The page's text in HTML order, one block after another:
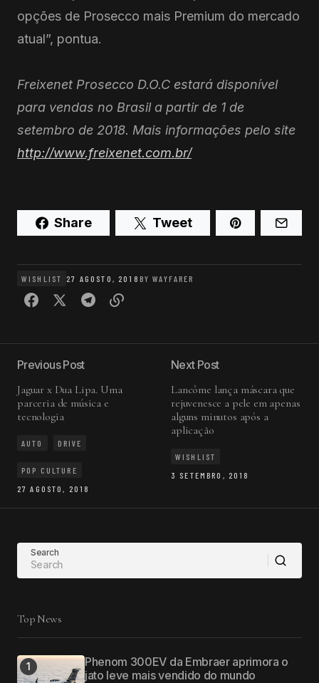
opções de Prosecco mais Premium do mercado
atual”, pontua.
Freixenet Prosecco D.O.C estará disponível
para vendas no Brasil a partir de 1 de
setembro de 2018. Mais informações pelo site
http://www.freixenet.com.br/
Share Tweet
WISHLIST 27 AGOSTO, 2018 BY WAYFARER
Previous Post
Jaguar x Dua Lipa. Uma
parceria de música e
tecnologia
AUTO DRIVE
POP CULTURE
27 AGOSTO, 2018
Next Post
Lancôme lança máscara que
rejuvenesce a pele em apenas
alguns minutos após a
aplicação
WISHLIST
3 SETEMBRO, 2018
Search
Top News
Phenom 300EV da Embraer aprimora o
jato leve mais vendido do mundo